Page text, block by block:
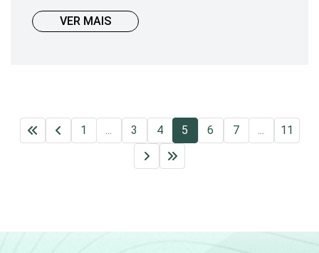
VER MAIS
1 ... 3 4 5 6 7 ... 11